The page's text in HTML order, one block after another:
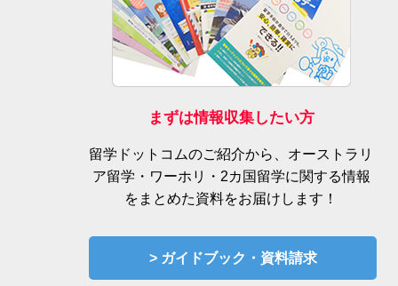
まずは情報収集したい方
留学ドットコムのご紹介から、オーストラリ
ア留学・ワーホリ・2カ国留学に関する情報
をまとめた資料をお届けします！
> ガイドブック・資料請求